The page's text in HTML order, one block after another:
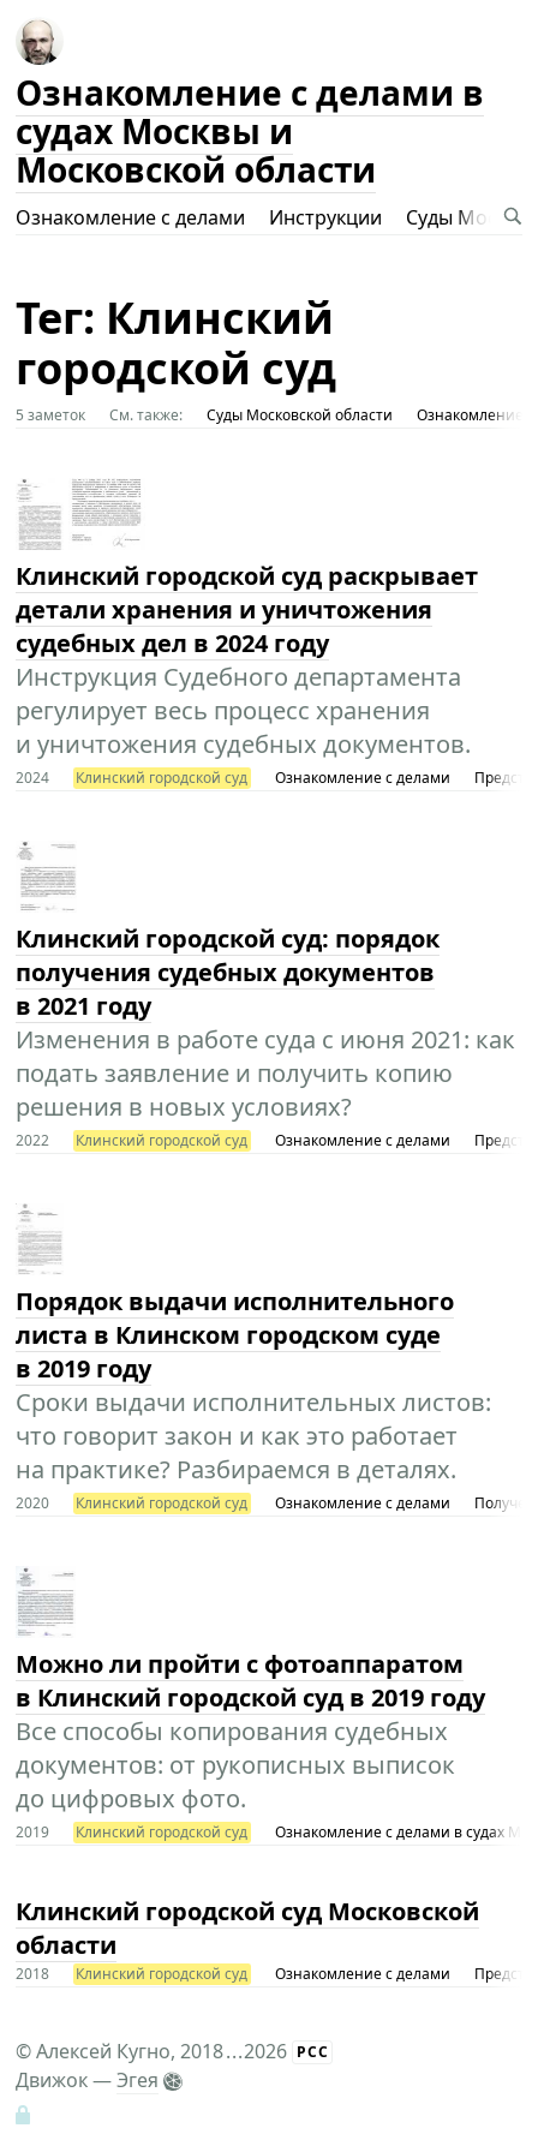
Ознакомление с делами в
судах Москвы и
Московской области
Ознакомление с делами Инструкции Суды Москвы
Тег: Клинский
городской суд
5 заметок См. также: Суды Московской области Ознакомление
Клинский городской суд раскрывает
детали хранения и уничтожения
судебных дел в 2024 году
Инструкция Судебного департамента
регулирует весь процесс хранения
и уничтожения судебных документов.
2024 Клинский городской суд Ознакомление с делами
Клинский городской суд: порядок
получения судебных документов
в 2021 году
Изменения в работе суда с июня 2021: как
подать заявление и получить копию
решения в новых условиях?
2022 Клинский городской суд Ознакомление с делами
Порядок выдачи исполнительного
листа в Клинском городском суде
в 2019 году
Сроки выдачи исполнительных листов:
что говорит закон и как это работает
на практике? Разбираемся в деталях.
2020 Клинский городской суд Ознакомление с делами
Можно ли пройти с фотоаппаратом
в Клинский городской суд в 2019 году
Все способы копирования судебных
документов: от рукописных выписок
до цифровых фото.
2019 Клинский городской суд Ознакомление с делами в судах
Клинский городской суд Московской
области
2018 Клинский городской суд Ознакомление с делами
©Алексей Кугно, 2018...2026 РСС
Движок —Эгея